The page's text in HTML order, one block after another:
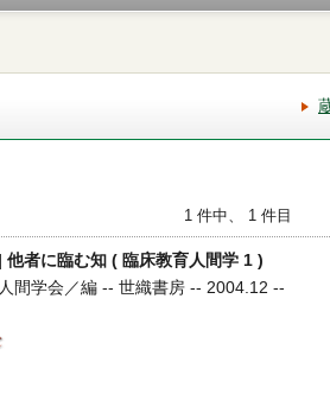
1 件中、 1 件目
他者に臨む知 ( 臨床教育人間学 1 )
間学会／編 -- 世織書房 -- 2004.12 --